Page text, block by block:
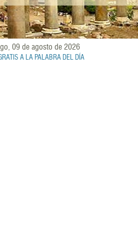
09 de agosto de 2026
A LA PALABRA DEL DÍA